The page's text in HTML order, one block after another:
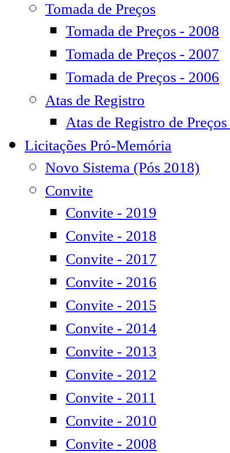
Tomada de Preços
Tomada de Preços - 2008
Tomada de Preços - 2007
Tomada de Preços - 2006
Atas de Registro
Atas de Registro de
Licitações Pró-Memória
Novo Sistema (Pós 2018)
Convite
Convite - 2019
Convite - 2018
Convite - 2017
Convite - 2016
Convite - 2015
Convite - 2014
Convite - 2013
Convite - 2012
Convite - 2011
Convite - 2010
Convite - 2008